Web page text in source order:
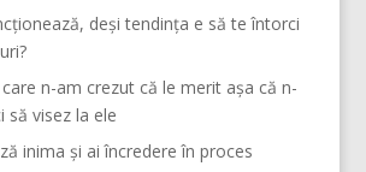
deși tendința e să te întorci
n-am crezut că le merit așa că n-
să visez la ele
inima și ai încredere în proces